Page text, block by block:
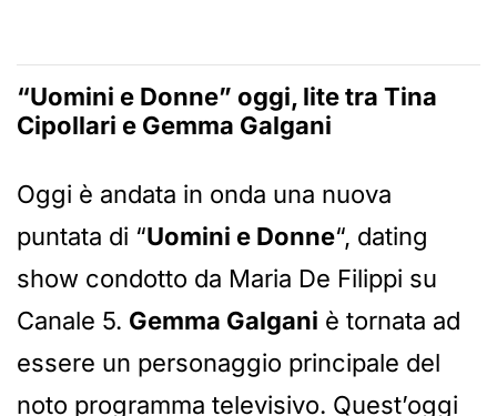
“Uomini e Donne” oggi, lite tra Tina
Cipollari e Gemma Galgani
Oggi è andata in onda una nuova
puntata di “Uomini e Donne“, dating
show condotto da Maria De Filippi su
Canale 5. Gemma Galgani è tornata ad
essere un personaggio principale del
noto programma televisivo. Quest’oggi